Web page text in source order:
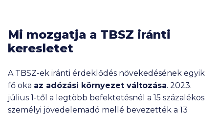
Mi mozgatja a TBSZ iránti
keresletet
A TBSZ-ek iránti érdeklődés növekedésének egyik
fő oka az adózási környezet változása. 2023.
július 1-től a legtöbb befektetésnél a 15 százalékos
személyi jövedelemadó mellé bevezették a 13